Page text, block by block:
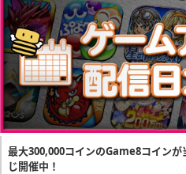
最大300,000コインのGame8コイン
じ開催中！